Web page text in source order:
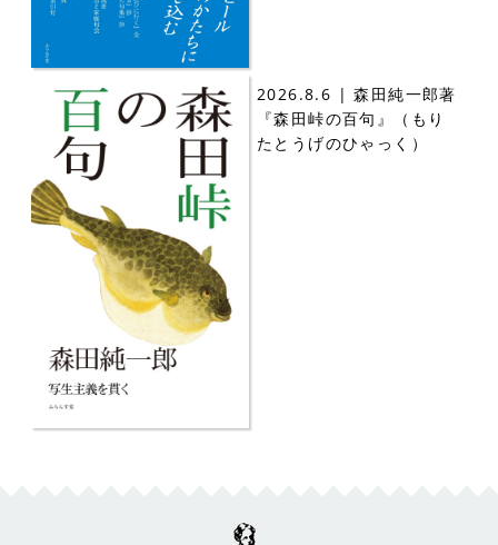
2026.8.6 | 森田純一郎著
『森田峠の百句』（もり
たとうげのひゃっく）